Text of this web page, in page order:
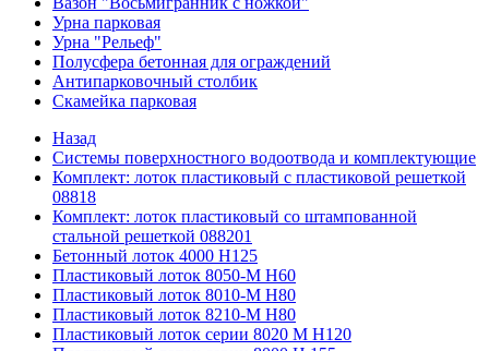
Урна парковая
Урна "Рельеф"
Полусфера бетонная для ограждений
Антипарковочный столбик
Скамейка парковая
Назад
Системы поверхностного водоотвода и комплектующие
Комплект: лоток пластиковый с пластиковой решеткой
08818
Комплект: лоток пластиковый со штампованной
стальной решеткой 088201
Бетонный лоток 4000 Н125
Пластиковый лоток 8050-М H60
Пластиковый лоток 8010-М H80
Пластиковый лоток 8210-М H80
Пластиковый лоток серии 8020 М H120